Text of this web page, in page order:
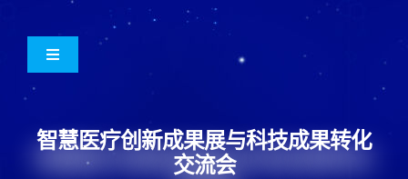
切
航
活动议程
智慧医疗创新成果展与科技成果转化
交流会